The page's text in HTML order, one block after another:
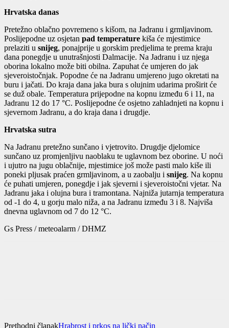
Hrvatska danas
Pretežno oblačno povremeno s kišom, na Jadranu i grmljavinom.
Poslijepodne uz osjetan pad temperature kiša će mjestimice
prelaziti u snijeg, ponajprije u gorskim predjelima te prema kraju
dana ponegdje u unutrašnjosti Dalmacije. Na Jadranu i uz njega
oborina lokalno može biti obilna. Zapuhat će umjeren do jak
sjeveroistočnjak. Popodne će na Jadranu umjereno jugo okretati na
buru i jačati. Do kraja dana jaka bura s olujnim udarima proširit će
se duž obale. Temperatura prijepodne na kopnu između 6 i 11, na
Jadranu 12 do 17 °C. Poslijepodne će osjetno zahladnjeti na kopnu i
sjevernom Jadranu, a do kraja dana i drugdje.
Hrvatska sutra
Na Jadranu pretežno sunčano i vjetrovito. Drugdje djelomice
sunčano uz promjenljivu naoblaku te uglavnom bez oborine. U noći
i ujutro na jugu oblačnije, mjestimice još može pasti malo kiše ili
poneki pljusak praćen grmljavinom, a u zaobalju i snijeg. Na kopnu
će puhati umjeren, ponegdje i jak sjeverni i sjeveroistočni vjetar. Na
Jadranu jaka i olujna bura i tramontana. Najniža jutarnja temperatura
od -1 do 4, u gorju malo niža, a na Jadranu između 3 i 8. Najviša
dnevna uglavnom od 7 do 12 °C.
Gs Press / meteoalarm / DHMZ
Prethodni članakHrabrost i prkos na lički način